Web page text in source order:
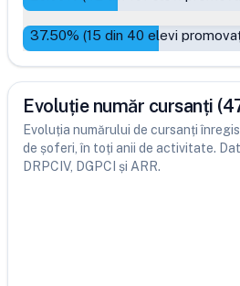
37.50% (15 din 40 elevi
Evoluție număr cursanți
Evoluția numărului de cursanți
de șoferi, în toți anii de activitate.
DRPCIV, DGPCI și ARR.